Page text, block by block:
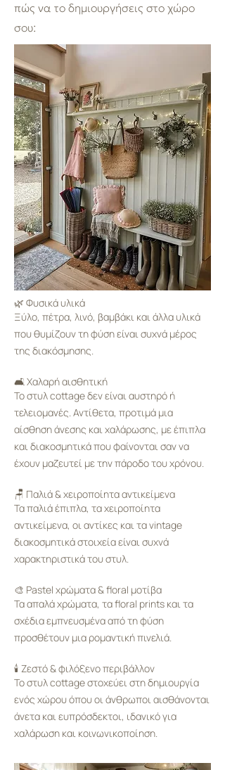
πώς να το δημιουργήσεις στο χώρο
σου:
🌿 Φυσικά υλικά
Ξύλο, πέτρα, λινό, βαμβάκι και άλλα υλικά
που θυμίζουν τη φύση είναι συχνά μέρος
της διακόσμησης.
🛋️ Χαλαρή αισθητική
Το στυλ cottage δεν είναι αυστηρό ή
τελειομανές. Αντίθετα, προτιμά μια
αίσθηση άνεσης και χαλάρωσης, με έπιπλα
και διακοσμητικά που φαίνονται σαν να
έχουν μαζευτεί με την πάροδο του χρόνου.
🪑 Παλιά & χειροποίητα αντικείμενα
Τα παλιά έπιπλα, τα χειροποίητα
αντικείμενα, οι αντίκες και τα vintage
διακοσμητικά στοιχεία είναι συχνά
χαρακτηριστικά του στυλ.
🎨 Pastel χρώματα & floral μοτίβα
Τα απαλά χρώματα, τα floral prints και τα
σχέδια εμπνευσμένα από τη φύση
προσθέτουν μια ρομαντική πινελιά.
🕯️ Ζεστό & φιλόξενο περιβάλλον
Το στυλ cottage στοχεύει στη δημιουργία
ενός χώρου όπου οι άνθρωποι αισθάνονται
άνετα και ευπρόσδεκτοι, ιδανικό για
χαλάρωση και κοινωνικοποίηση.